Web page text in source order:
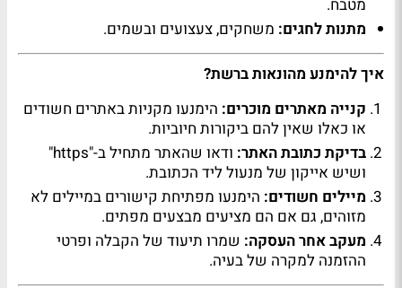
מטבח.
מתנות לחגים: משחקים, צעצועים ובשמים.
איך להימנע מהונאות ברשת?
קנייה מאתרים מוכרים: הימנעו מקניות באתרים חשודים
או כאלו שאין להם ביקורות חיוביות.
בדיקת כתובת האתר:
ודאו שהאתר מתחיל ב-"https"
ושיש אייקון של מנעול ליד הכתובת.
מיילים חשודים: הימנעו מפתיחת קישורים במיילים לא
מזוהים, גם אם הם מציעים מבצעים מפתים.
מעקב אחר העסקה: שמרו תיעוד של הקבלה ופרטי
ההזמנה למקרה של בעיה.